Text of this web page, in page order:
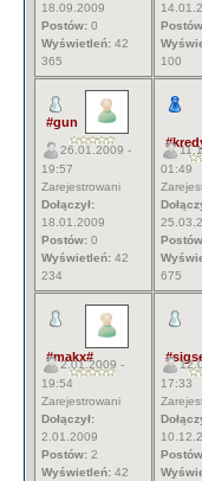
18.09.2009
Postów: 0
Wyświetleń: 42
365
100
#gun
26.01.2009 -
19:57
Zarejestrowani
Dołączył:
18.01.2009
Postów: 0
Wyświetleń: 42
234
01:49
675
#makx#
2.01.2009 -
19:54
Zarejestrowani
Dołączył:
2.01.2009
Postów: 2
Wyświetleń: 42
17:33